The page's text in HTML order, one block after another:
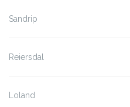
Sandrip
Reiersdal
Loland